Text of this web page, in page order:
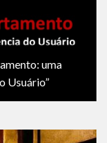
uma
Usuário”